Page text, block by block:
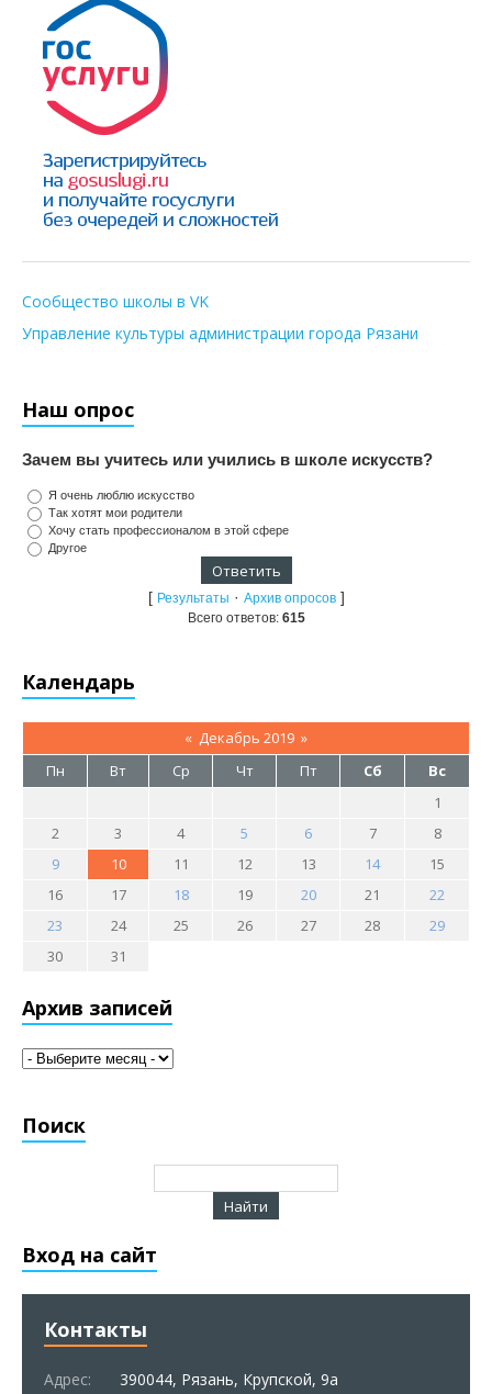
Сообщество школы в VK
Управление культуры администрации города Рязани
Наш опрос
Зачем вы учитесь или учились в школе искусств?
Я очень люблю искусство
Так хотят мои родители
Хочу стать профессионалом в этой сфере
Другое
[ Результаты · Архив опросов]
Всего ответов: 615
Календарь
« Декабрь 2019 »
Пн
Вт Ср Чт Пт Сб
Вс
1
2
3 4 5 6 7
8
9
10 11 12 13 14
15
16
17 18 19 20 21
22
23
24 25 26 27 28
29
30
31
Архив записей
Поиск
Вход на сайт
Контакты
Адрес: 390044, Рязань, Крупской, 9а